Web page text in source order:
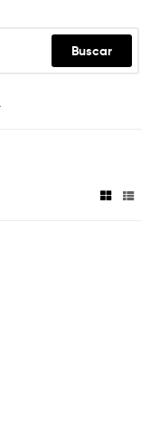
Buscar